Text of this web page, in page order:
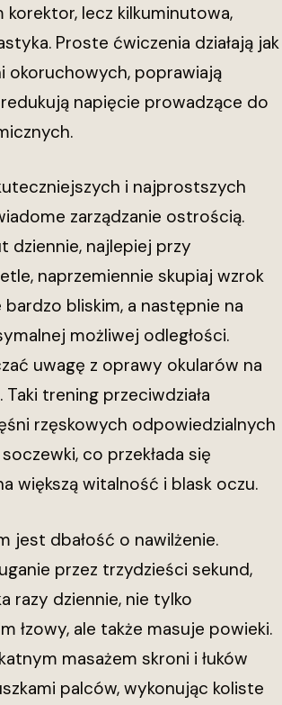
korektor, lecz kilkuminutowa,
Proste ćwiczenia działają jak
okoruchowych, poprawiają
napięcie prowadzące do
i najprostszych
zarządzanie ostrością.
dziennie, najlepiej przy
naprzemiennie skupiaj wzrok
bliskim, a następnie na
możliwej odległości.
uwagę z oprawy okularów na
Taki trening przeciwdziała
rzęskowych odpowiedzialnych
co przekłada się
większą witalność i blask oczu.
jest dbałość o nawilżenie.
przez trzydzieści sekund,
razy dziennie, nie tylko
łzowy, ale także masuje powieki.
masażem skroni i łuków
palców, wykonując koliste